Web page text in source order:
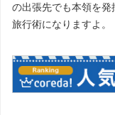
の出張先でも本領を
旅行術になりますよ。